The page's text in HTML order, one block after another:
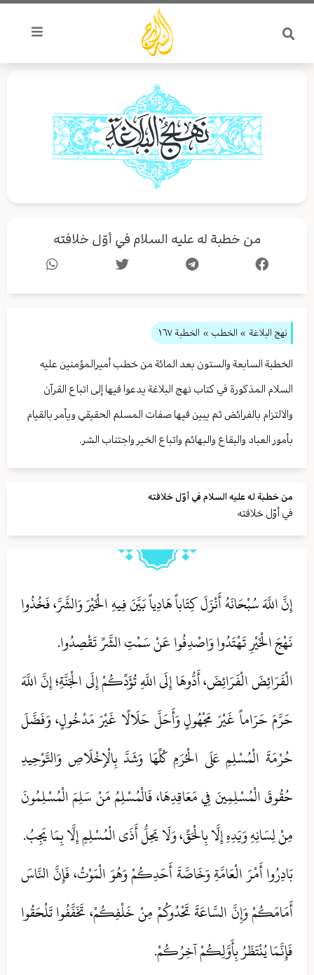
تخطي
المحتوى
من خطبة له عليه السلام في أوّل خلافته
نهج البلاغة » الخطب » الخطبة ١٦٧
الخطبة السابعة والستون بعد المائة من خطب أميرالمؤمنين عليه
السلام المذكورة في كتاب نهج البلاغة يدعوا فيها إلى اتباع القرآن
والالتزام بالفرائض ثم يبين فيها صفات المسلم الحقيقي ويأمر بالقيام
بأمور العباد والبقاع والبهائم واتباع الخير واجتناب الشر.
من خطبة له عليه السلام في أوّل خلافته
في أوّل خلافته
إِنَّ اللَّهَ سُبْحَانَهُ أَنْزَلَ كِتَاباً هَادِياً بَيَّنَ فِيهِ الْخَيْرَ وَالشَّرَّ، فَخُذُوا
نَهْجَ الْخَيْرِ تَهْتَدُوا وَاصْدِفُوا عَنْ سَمْتِ الشَّرِّ تَقْصِدُوا.
الْفَرَائِضَ الْفَرَائِضَ، أَدُّوهَا إِلَى اللَّهِ تُؤَدِّكُمْ إِلَى الْجَنَّةِ؛ إِنَّ اللَّهَ
حَرَّمَ حَرَاماً غَيْرَ مَجْهُولٍ وَأَحَلَّ حَلَالًا غَيْرَ مَدْخُولٍ، وَفَضَّلَ
حُرْمَةَ الْمُسْلِمِ عَلَى الْحُرَمِ كُلِّهَا وَشَدَّ بِالْإِخْلَاصِ وَالتَّوْحِيدِ
حُقُوقَ الْمُسْلِمِينَ فِي مَعَاقِدِهَا، فَالْمُسْلِمُ مَنْ سَلِمَ الْمُسْلِمُونَ
مِنْ لِسَانِهِ وَيَدِهِ إِلَّا بِالْحَقِّ، وَلَا يَحِلُّ أَذَى الْمُسْلِمِ إِلَّا بِمَا يَجِبُ.
بَادِرُوا أَمْرَ الْعَامَّةِ وَخَاصَّةَ أَحَدِكُمْ وَهُوَ الْمَوْتُ، فَإِنَّ النَّاسَ
أَمَامَكُمْ وَإِنَّ السَّاعَةَ تَحْدُوكُمْ مِنْ خَلْفِكُمْ، تَخَفَّفُوا تَلْحَقُوا
فَإِنَّمَا يُنْتَظَرُ بِأَوَّلِكُمْ آخِرُكُمْ.